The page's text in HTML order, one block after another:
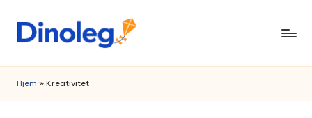
content
Hjem » Kreativitet